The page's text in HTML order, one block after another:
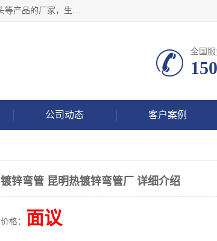
沧州吉轩管道制造有限公司是河北一家专业生产三通、镀锌弯管、弯头、压力容器法兰、锻造法兰、冲压弯头等产品的厂家，生产设备精良，工艺先进，产品规格齐全，售后服务健全。
全国
公司动态 客户案例
镀锌弯管 昆明热镀锌弯管厂 详细介绍
价格： 面议